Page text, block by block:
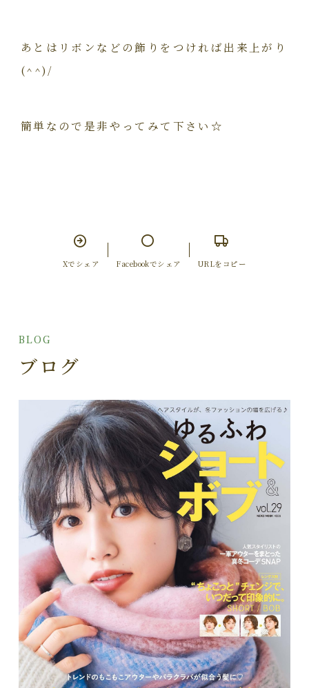
あとはリボンなどの飾りをつければ出来上がり
(^^)/
簡単なので是非やってみて下さい☆
Xでシェア Facebookでシェア URLをコピー
BLOG
ブログ